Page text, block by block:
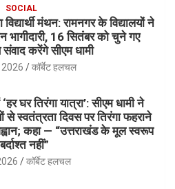
SOCIAL
मंथन: रामनगर के विद्यालयों ने
भागीदारी, 16 सितंबर को चुने गए
से संवाद करेंगे सीएम धामी
कॉर्बेट हलचल
‘हर घर तिरंगा यात्रा’: सीएम धामी ने
से स्वतंत्रता दिवस पर तिरंगा फहराने
कहा — “उत्तराखंड के मूल स्वरूप
नहीं”
कॉर्बेट हलचल